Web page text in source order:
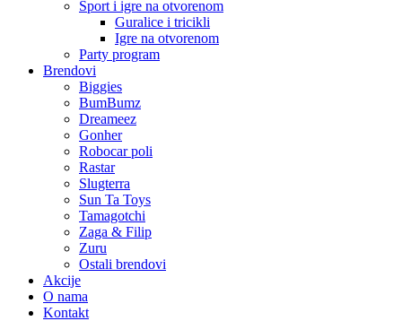
Sport i igre na otvorenom
Guralice i tricikli
Igre na otvorenom
Party program
Brendovi
Biggies
BumBumz
Dreameez
Gonher
Robocar poli
Rastar
Slugterra
Sun Ta Toys
Tamagotchi
Zaga & Filip
Zuru
Ostali brendovi
Akcije
O nama
Kontakt